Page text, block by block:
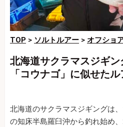
TOP > ソルトルアー > オフショ
北海道サクラマスジギン
「コウナゴ」に似せた
北海道のサクラマスジギングは
の知床半島羅臼沖から釣れ始め